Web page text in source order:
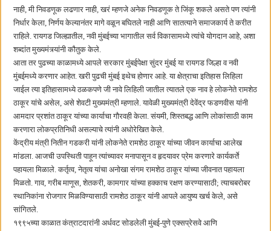
नाही, मी निवडणूक लढणार नाही, खरं म्हणजे अनेक निवडणूक ते जिंकू शकले असते पण त्यांनी
निर्धार केला, निर्णय केल्यानंतर मागे वळून बघितले नाही आणि सातत्याने समाजकार्य ते करीत
राहिले. रायगड जिल्ह्यातील, नवी मुंबईच्या भागातील सर्व विकासामध्ये त्यांचे योगदान आहे, अशा
शब्दांत मुख्यमंत्र्यांनी कौतुक केले.
आता तर पुढच्या काळामध्ये आपले सरकार मुंबईपेक्षा सुंदर मुंबई या रायगड जिल्हा व नवी
मुंबईमध्ये करणार आहेत. खरी पुढची मुंबई इथेच होणार आहे. या क्षेत्राचा इतिहास लिहिला
जाईल त्या इतिहासामध्ये ठळकपणे जी नावे लिहिली जातील त्यातले एक नाव हे लोकनेते रामशेठ
ठाकूर यांचे असेल, असे शेवटी मुख्यमंत्री म्हणाले. यावेळी मुख्यमंत्री देवेंद्र फडणवीस यांनी
आमदार प्रशांत ठाकूर यांच्या कार्याचा गौरवही केला. संयमी, शिस्तबद्ध आणि लोकांसाठी काम
करणारा लोकप्रतिनिधी असल्याचे त्यांनी अधोरेखित केले.
केंद्रीय मंत्री नितीन गडकरी यांनी लोकनेते रामशेठ ठाकूर यांच्या जीवन कार्याचा आलेख
मांडला. आजची उपस्थिती पाहून त्यांच्यावर मनापासून व हृदयावर प्रेम करणारे कार्यकर्ते
पहायला मिळाले. कर्तृत्व, नेतृत्व यांचा अनोखा संगम रामशेठ ठाकूर यांच्या जीवनात पहायला
मिळतो. गाव, गरीब माणूस, शेतकरी, कामगार यांच्या हक्काच रक्षण करण्यासाठी; त्याचबरोबर
स्थानिकांना रोजगार मिळविण्यासाठी रामशेठ ठाकूर यांनी आपले आयुष्य खर्च केले, असे
सांगितले.
१९९५च्या काळात कंत्राटदारांनी अर्धवट सोडलेली मुंबई-पुणे एक्सप्रेसवे आणि